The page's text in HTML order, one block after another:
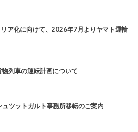
リア化に向けて、2026年7月よりヤマト運輸
列車の運転計画について
ツットガルト事務所移転のご案内